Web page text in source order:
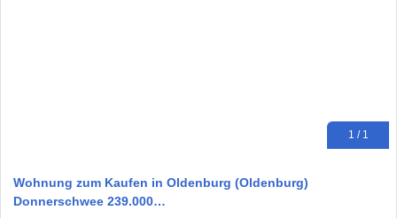
1 / 1
Wohnung zum Kaufen in Oldenburg (Oldenburg)
Donnerschwee 239.000…